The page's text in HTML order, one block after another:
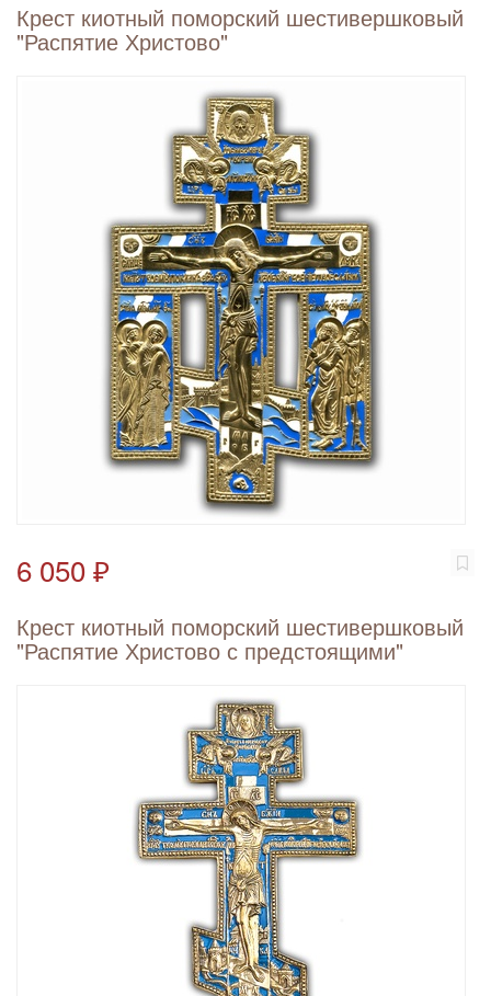
Крест киотный поморский шестивершковый
"Распятие Христово"
6 050 ₽
Крест киотный поморский шестивершковый
"Распятие Христово с предстоящими"